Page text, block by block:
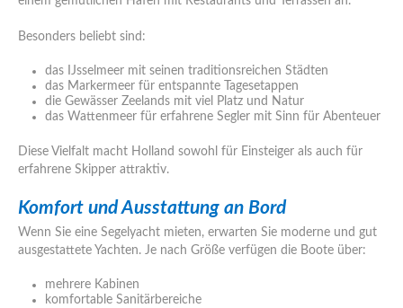
Besonders beliebt sind:
das IJsselmeer mit seinen traditionsreichen Städten
das Markermeer für entspannte Tagesetappen
die Gewässer Zeelands mit viel Platz und Natur
das Wattenmeer für erfahrene Segler mit Sinn für Abenteuer
Diese Vielfalt macht Holland sowohl für Einsteiger als auch für
erfahrene Skipper attraktiv.
Komfort und Ausstattung an Bord
Wenn Sie eine Segelyacht mieten, erwarten Sie moderne und gut
ausgestattete Yachten. Je nach Größe verfügen die Boote über:
mehrere Kabinen
komfortable Sanitärbereiche